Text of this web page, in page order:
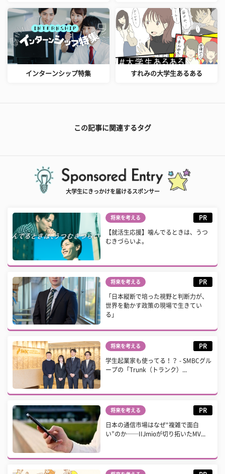
インターンシップ特集 すれみの大学生あるある
この記事に関連するタグ
大学生にきっかけを届けるスポンサー
将来を考える PR
【就活生応援】噛んでるときは、うつ
むきづらいよ。
将来を考える PR
「日本縦断で培った視野と判断力が、
世界を動かす政策の現場で生きてい
る」
将来を考える PR
学生起業家も使ってる！？ - SMBCグル
ープの「Trunk（トランク）...
将来を考える PR
日本の通信市場はなぜ“複雑で面白
い”のか──IIJmioが切り拓いたMV...